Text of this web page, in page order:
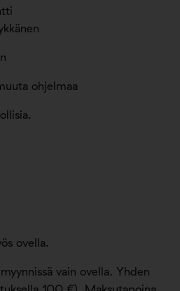
ohjelmaa
ovella.
vain ovella. Yhden